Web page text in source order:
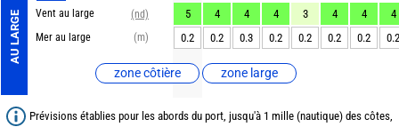
AU LARGE Vent au large
(nd)
Mer au large
(m)
zone côtière zone large
5 4 4 4 3 4 4
4
0.2
0.2 0.3 0.2 0.2 0.2 0.2 0.2
Prévisions établies pour les abords du port, jusqu'à 1 mille (nautique) des côtes,